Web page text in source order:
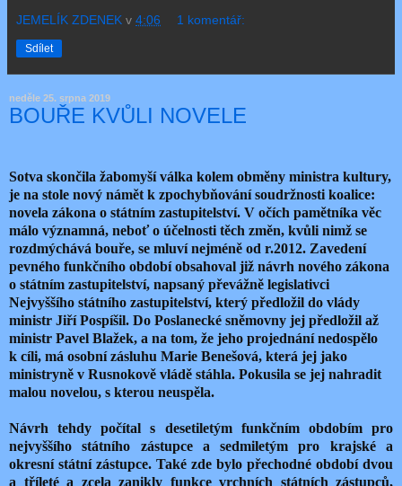
JEMELÍK ZDENEK v 4:06 1 komentář:
Sdílet
neděle 25. srpna 2019
BOUŘE KVŮLI NOVELE
Sotva skončila žabomyší válka kolem obměny ministra kultury,
je na stole nový námět k zpochybňování soudržnosti koalice:
novela zákona o státním zastupitelství. V očích pamětníka věc
málo významná, neboť o účelnosti těch změn, kvůli nimž se
rozdmýchává bouře, se mluví nejméně od r.2012. Zavedení
pevného funkčního období obsahoval již návrh nového zákona
o státním zastupitelství, napsaný převážně legislativci
Nejvyššího státního zastupitelství, který předložil do vlády
ministr Jiří Pospíšil. Do Poslanecké sněmovny jej předložil až
ministr Pavel Blažek, a na tom, že jeho projednání nedospělo
k cíli, má osobní zásluhu Marie Benešová, která jej jako
ministryně v Rusnokově vládě stáhla. Pokusila se jej nahradit
malou novelou, s kterou neuspěla.
Návrh tehdy počítal s desetiletým funkčním obdobím pro
nejvyššího státního zástupce a sedmiletým pro krajské a
okresní státní zástupce. Také zde bylo přechodné období dvou
a tříleté a zcela zanikly funkce vrchních státních zástupců,